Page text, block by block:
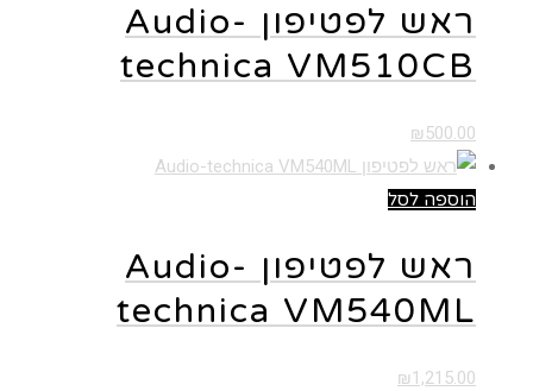
ראש לפטיפון Audio-
technica VM510CB
₪ 500.00
הוספה לסל
ראש לפטיפון Audio-
technica VM540ML
₪ 1,215.00